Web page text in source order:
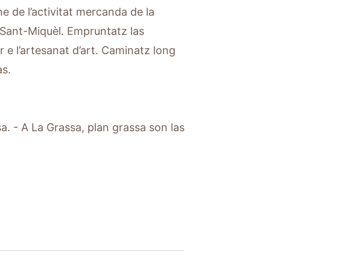
de l’activitat mercanda de la
Miquèl. Empruntatz las
l’artesanat d’art. Caminatz long
- A La Grassa, plan grassa son las